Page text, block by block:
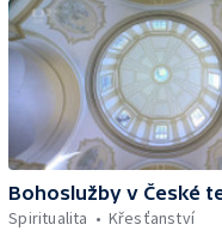
Bohoslužby v České
Spiritualita
Křesťanství